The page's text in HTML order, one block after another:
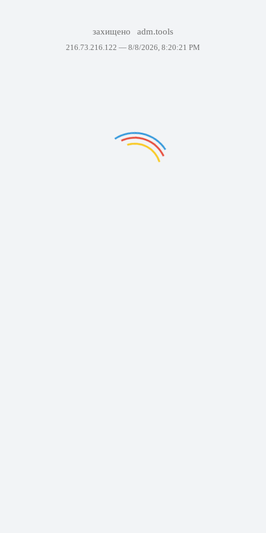
захищено adm.tools
216.73.216.122 — 8/8/2026, 8:20:21 PM